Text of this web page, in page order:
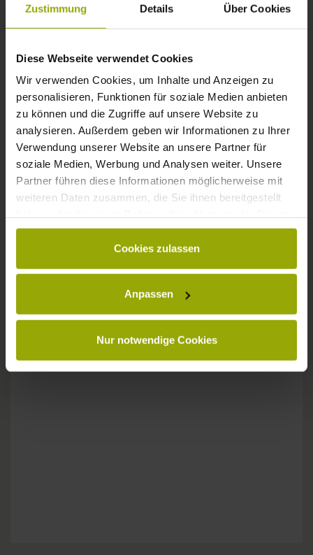
Zustimmung Details Über Cookies
Diese Webseite verwendet Cookies
Wir verwenden Cookies, um Inhalte und Anzeigen zu
personalisieren, Funktionen für soziale Medien anbieten
zu können und die Zugriffe auf unsere Website zu
analysieren. Außerdem geben wir Informationen zu Ihrer
Verwendung unserer Website an unsere Partner für
soziale Medien, Werbung und Analysen weiter. Unsere
Partner führen diese Informationen möglicherweise mit
weiteren Daten zusammen, die Sie ihnen bereitgestellt
gesammelt haben.
Cookies zulassen
Anpassen
Nur notwendige Cookies
Wir sind gerne für Sie da:
Tel: +49 (0)761 - 385 480
Gratis Nutzung des Liniennetzes
Wir ermöglichen Ihnen die kostenlose Nutzung des
FreiburgerLiniennetzeswährend Ihres Aufenthaltes.